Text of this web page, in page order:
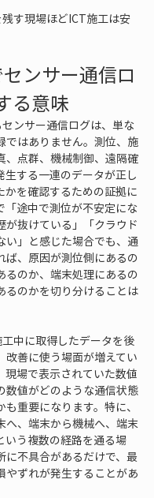
す現場ほどICT施工は安
ンサー通信ロ
る意味
ンサー通信ログは、単な
ではありません。測位、施
、点群、機械制御、遠隔確
生する一連のデータが正し
かを確認するための証拠に
「途中で測位が不安定にな
が抜けている」「クラウド
い」と感じた場合でも、通
ば、原因が測位側にあるの
るのか、端末処理にあるの
るのかを切り分けることは
中に取得したデータを後
改善に使う場面が増えてい
現場で表示されていた数値
数値がどのような通信状態
重要になります。特に、
へ、端末から機械へ、端末
いう複数の経路を通る場
に不具合があるだけで、最
やずれが発生することがあ